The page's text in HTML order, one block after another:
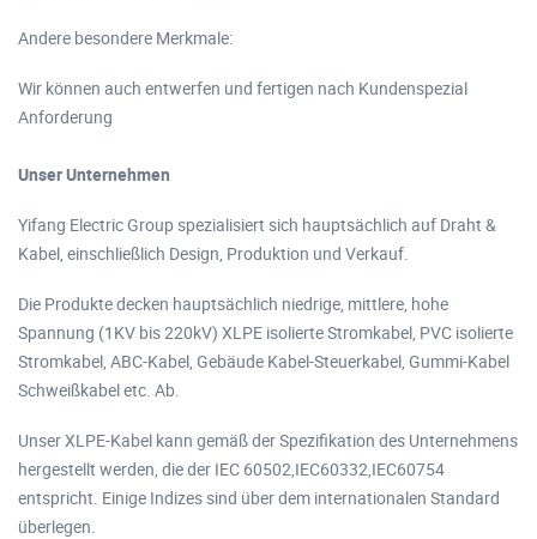
Andere besondere Merkmale:
Wir können auch entwerfen und fertigen nach Kundenspezial
Anforderung
Unser Unternehmen
Yifang Electric Group spezialisiert sich hauptsächlich auf Draht &
Kabel, einschließlich Design, Produktion und Verkauf.
Die Produkte decken hauptsächlich niedrige, mittlere, hohe
Spannung (1KV bis 220kV) XLPE isolierte Stromkabel, PVC isolierte
Stromkabel, ABC-Kabel, Gebäude Kabel-Steuerkabel, Gummi-Kabel
Schweißkabel etc. Ab.
Unser XLPE-Kabel kann gemäß der Spezifikation des Unternehmens
hergestellt werden, die der IEC 60502,IEC60332,IEC60754
entspricht. Einige Indizes sind über dem internationalen Standard
überlegen.